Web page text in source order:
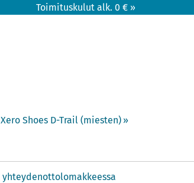
Toimituskulut alk. 0 € »
Xero Shoes D-Trail (miesten) ‪»
yhteydenottolomakkeessa